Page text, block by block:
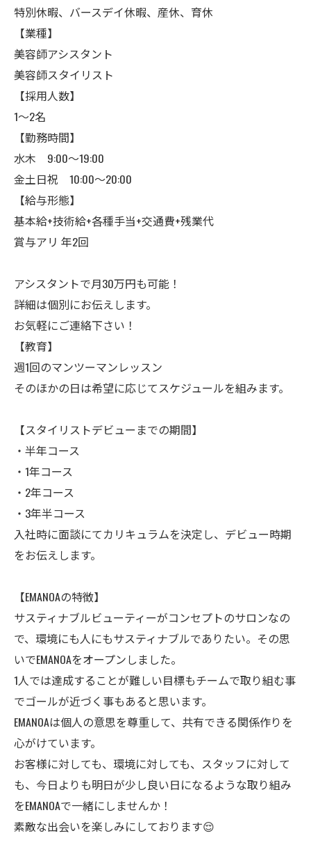
特別休暇、バースデイ休暇、産休、育休
【業種】
美容師アシスタント
美容師スタイリスト
【採用人数】
1〜2名
【勤務時間】
水木 9:00〜19:00
金土日祝 10:00〜20:00
【給与形態】
基本給+技術給+各種手当+交通費+残業代
賞与アリ 年2回
アシスタントで月30万円も可能！
詳細は個別にお伝えします。
お気軽にご連絡下さい！
【教育】
週1回のマンツーマンレッスン
そのほかの日は希望に応じてスケジュールを組みます。
【スタイリストデビューまでの期間】
・半年コース
・1年コース
・2年コース
・3年半コース
入社時に面談にてカリキュラムを決定し、デビュー時期
をお伝えします。
【EMANOAの特徴】
サスティナブルビューティーがコンセプトのサロンなの
で、環境にも人にもサスティナブルでありたい。その思
いでEMANOAをオープンしました。
1人では達成することが難しい目標もチームで取り組む事
でゴールが近づく事もあると思います。
EMANOAは個人の意思を尊重して、共有できる関係作りを
心がけています。
お客様に対しても、環境に対しても、スタッフに対して
も、今日よりも明日が少し良い日になるような取り組み
をEMANOAで一緒にしませんか！
素敵な出会いを楽しみにしております😌